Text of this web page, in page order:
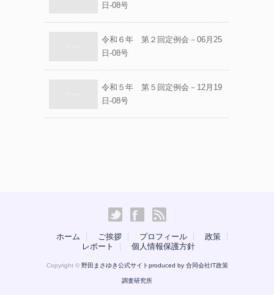
日-08号
令和６年 第２回定例会－06月25
日-08号
令和５年 第５回定例会－12月19
日-08号
ホーム ご挨拶 プロフィール
政策
レポート
個人情報保護方針
Copyright © 野田まさゆき公式サイトproduced by 合同会社IT政策
調査研究所